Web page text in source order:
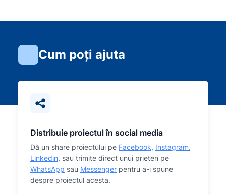
Cum poți ajuta
Distribuie proiectul în social media
Dă un share proiectului pe Facebook, Instagram,
Linkedin, sau trimite direct unui prieten pe
WhatsApp sau Messenger pentru a-i spune
despre proiectul acesta.